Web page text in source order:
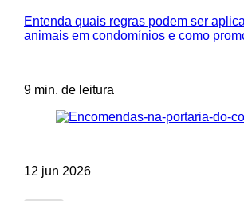
Entenda quais regras podem ser
animais em condomínios e como
9 min. de leitura
12 jun 2026